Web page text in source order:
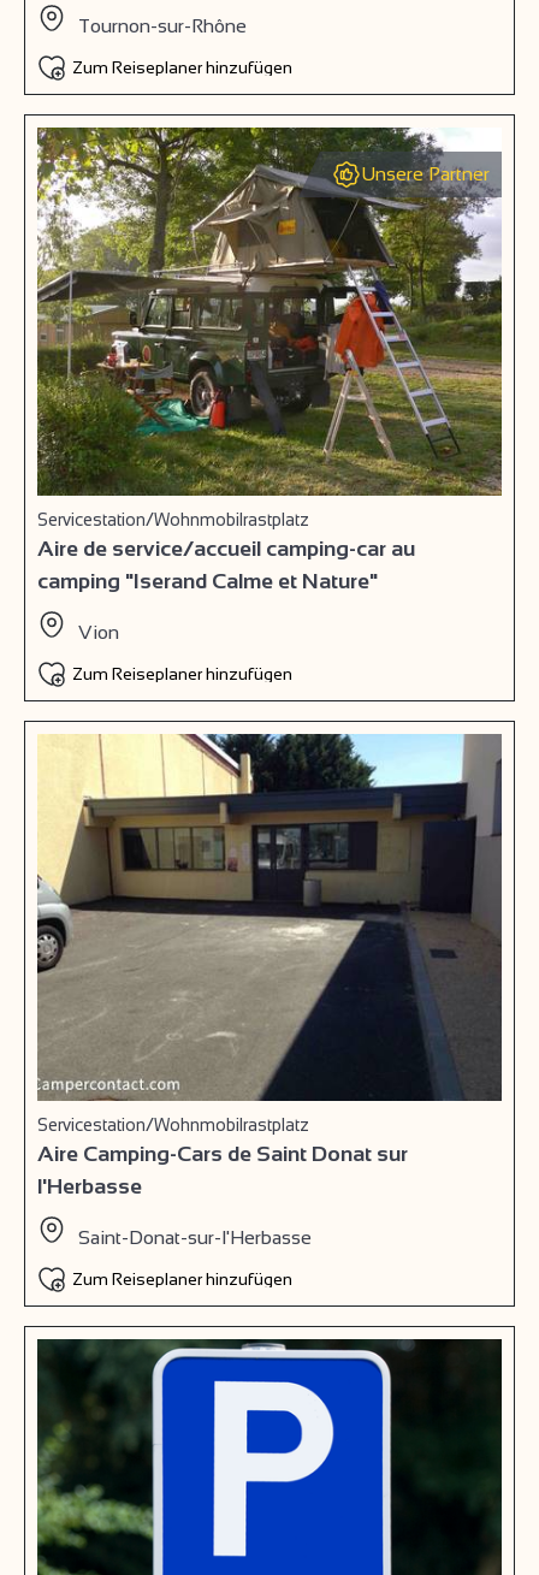
Tournon-sur-Rhône
Zum Reiseplaner hinzufügen
Unsere Partner
Servicestation/Wohnmobilrastplatz
Aire de service/accueil camping-car au
camping "Iserand Calme et Nature"
Vion
Zum Reiseplaner hinzufügen
Servicestation/Wohnmobilrastplatz
Aire Camping-Cars de Saint Donat sur
l'Herbasse
Saint-Donat-sur-l'Herbasse
Zum Reiseplaner hinzufügen